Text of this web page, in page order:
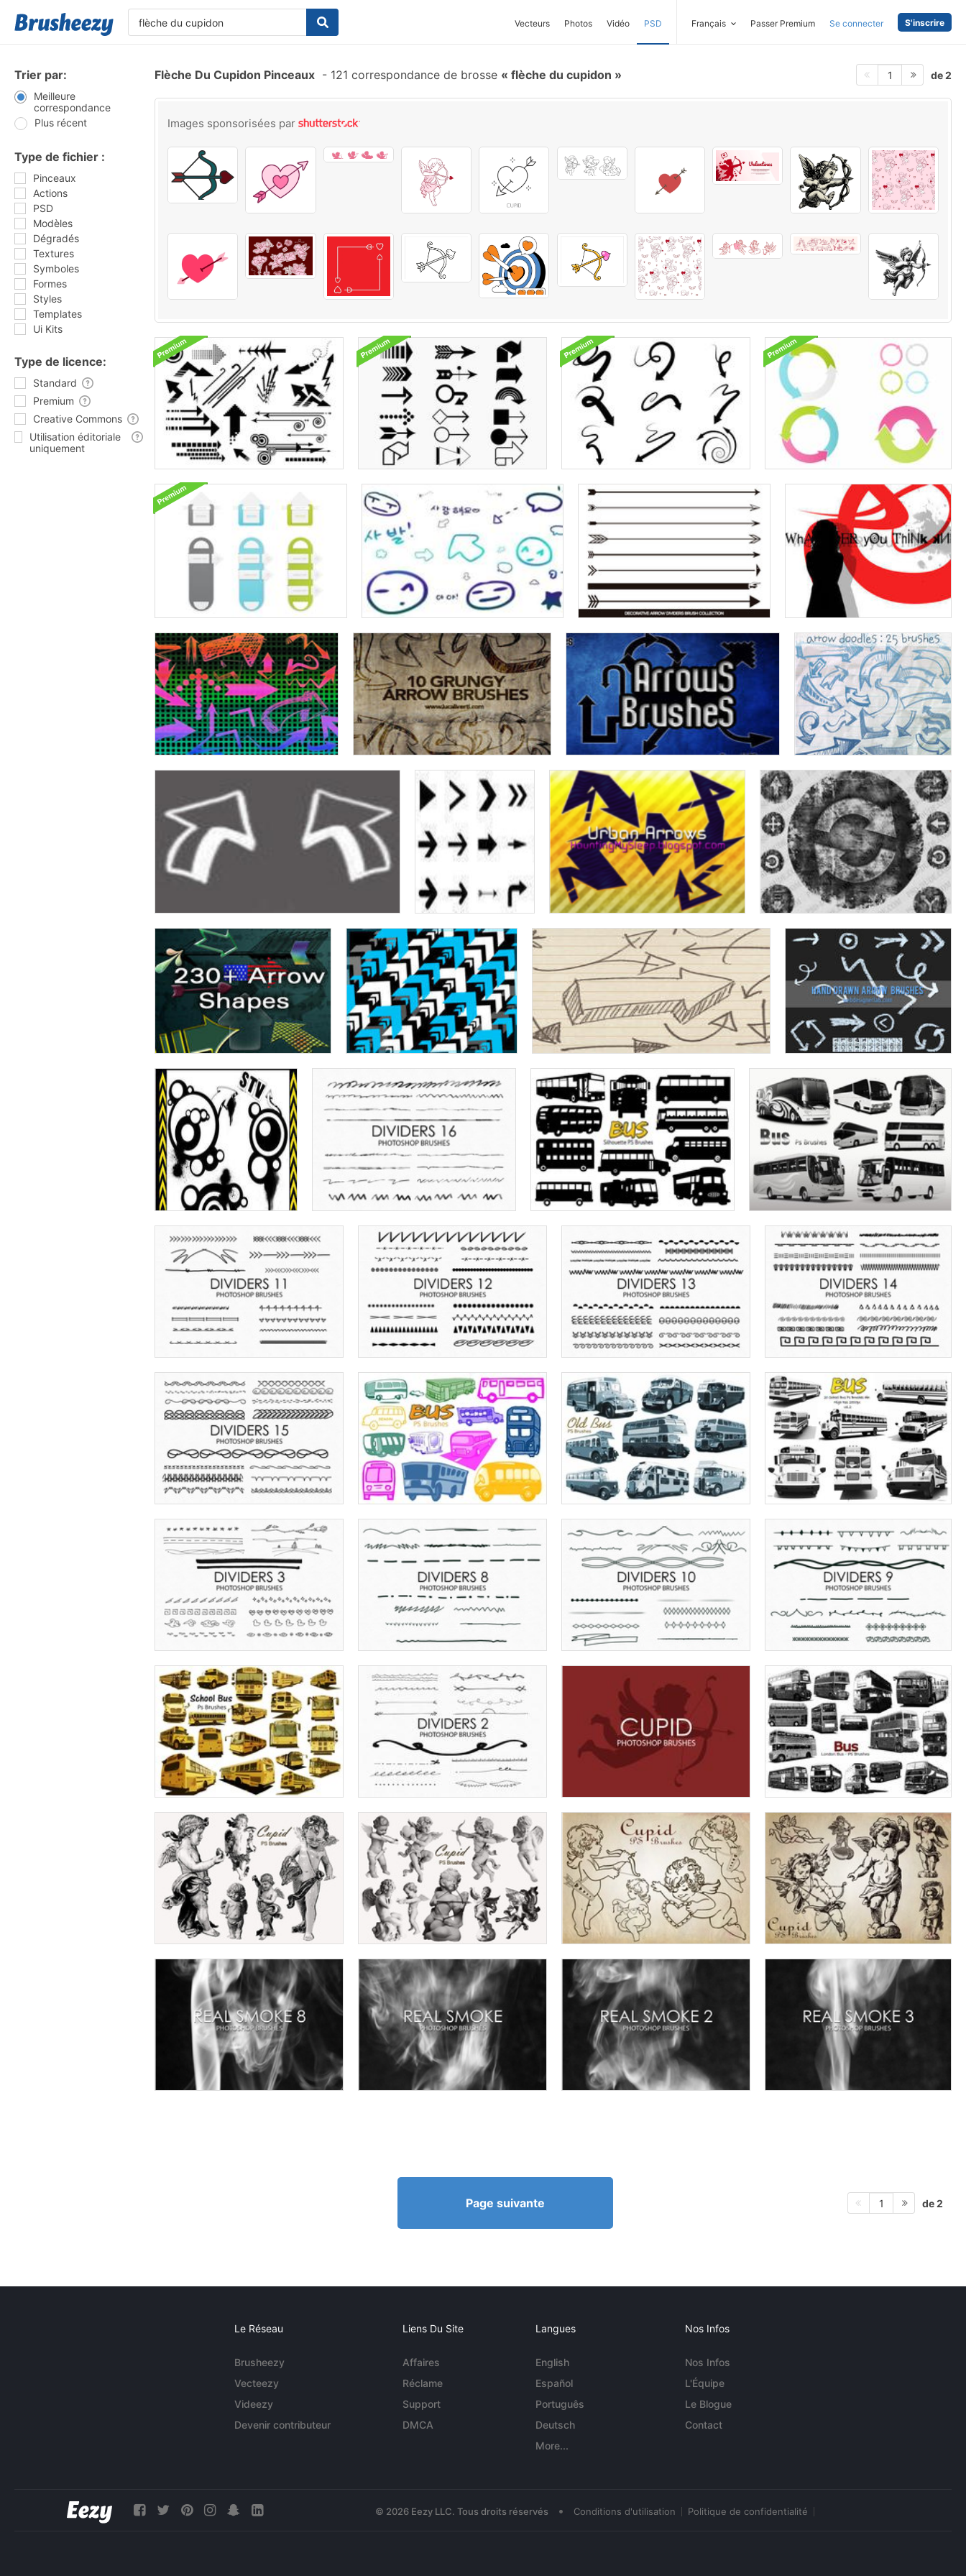
Vecteurs Photos Vidéo PSD Français Passer Premium Se connecter S'inscrire
Trier par:
Meilleure
correspondance
Plus récent
Type de fichier :
Pinceaux
Actions
PSD
Modèles
Dégradés
Textures
Symboles
Formes
Styles
Templates
Ui Kits
Type de licence:
Standard
Premium
Creative Commons
Utilisation éditoriale
uniquement
Flèche Du Cupidon Pinceaux - 121 correspondance de brosse flèche du cupidon 1 de 2
Images sponsorisées par
Page suivante 1 de 2
Le Réseau
Brusheezy
Vecteezy
Videezy
Devenir contributeur
Liens Du Site
Affaires
Réclame
Support
DMCA
Langues
English
Español
Português
Deutsch
More...
Nos Infos
Nos Infos
L'Équipe
Le Blogue
Contact
© 2026 Eezy LLC. Tous droits réservés • Conditions d'utilisation Politique de confidentialité